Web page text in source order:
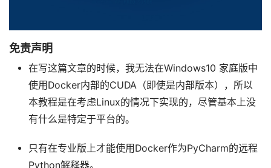
免责声明
在写这篇文章的时候，我无法在Windows10 家庭版中
使用Docker内部的CUDA（即使是内部版本），所以
本教程是在考虑Linux的情况下实现的，尽管基本上没
有什么是特定于平台的。
只有在专业版上才能使用Docker作为PyCharm的远程
Python解释器。